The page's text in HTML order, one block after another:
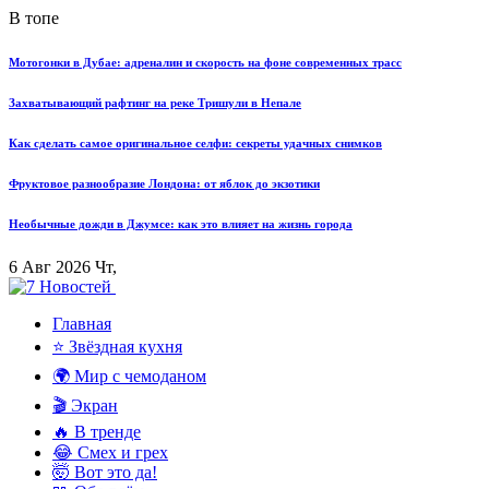
В топе
Мотогонки в Дубае: адреналин и скорость на фоне современных трасс
Захватывающий рафтинг на реке Тришули в Непале
Как сделать самое оригинальное селфи: секреты удачных снимков
Фруктовое разнообразие Лондона: от яблок до экзотики
Необычные дожди в Джумсе: как это влияет на жизнь города
6 Авг 2026 Чт,
Главная
⭐ Звёздная кухня
🌍 Мир с чемоданом
🎬 Экран
🔥 В тренде
😂 Смех и грех
🤯 Вот это да!